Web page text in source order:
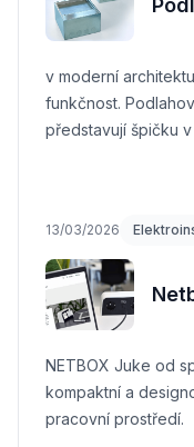
v moderní
funkčnost.
představují špičku
13/03/2026
NETBOX Juke od
kompaktní a
pracovní prostředí.